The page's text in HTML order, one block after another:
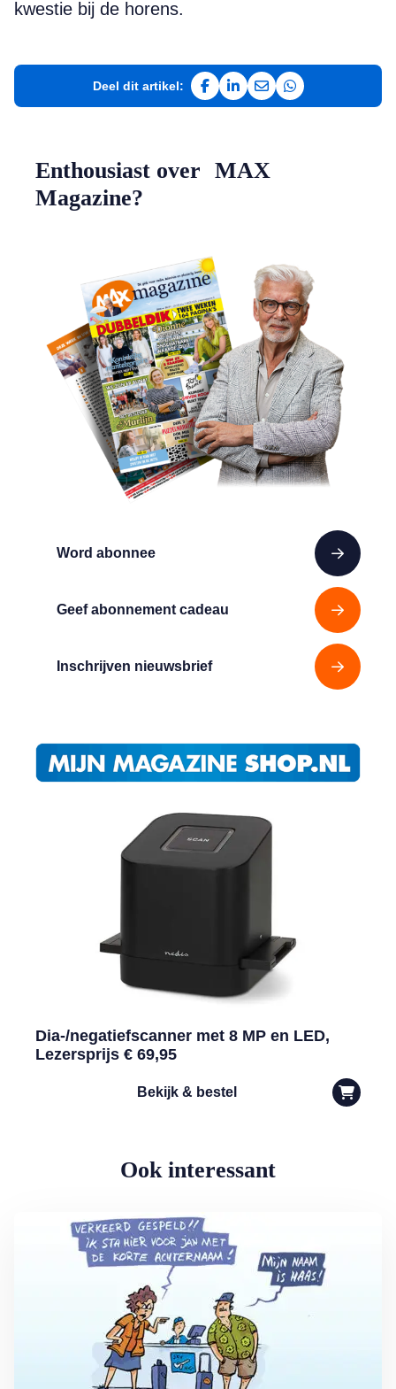
kwestie bij de horens.
Deel dit artikel:
Deel op Facebook
Deel op LinkedIn
Deel via e-mail
Deel via
Word abonnee
Geef abonnement cadeau
Inschrijven nieuwsbrief
Enthousiast over MAX
Magazine?
Dia-/negatiefscanner met 8 MP en LED,
Lezersprijs € 69,95
Bekijk & bestel
Ook interessant
Lees meer over Vliegticket boeken? Let op de spelling!